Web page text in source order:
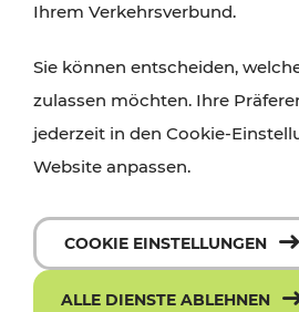
Ihrem Verkehrsverbund.
Sie können entscheiden,
zulassen möchten. Ihre
jederzeit in den Cookie-
Website anpassen.
COOKIE EINSTELLUNGEN
ALLE DIENSTE ABLEHNEN